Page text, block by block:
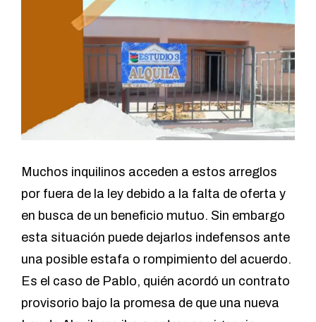
Muchos inquilinos acceden a estos arreglos
por fuera de la ley debido a la falta de oferta y
en busca de un beneficio mutuo. Sin embargo
esta situación puede dejarlos indefensos ante
una posible estafa o rompimiento del acuerdo.
Es el caso de Pablo, quién acordó un contrato
provisorio bajo la promesa de que una nueva